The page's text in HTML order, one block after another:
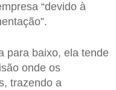
“devido à
para baixo, ela tende
onde os
trazendo a